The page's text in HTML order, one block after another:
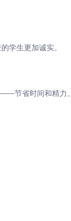
学生更加诚实。
节省时间和精力。